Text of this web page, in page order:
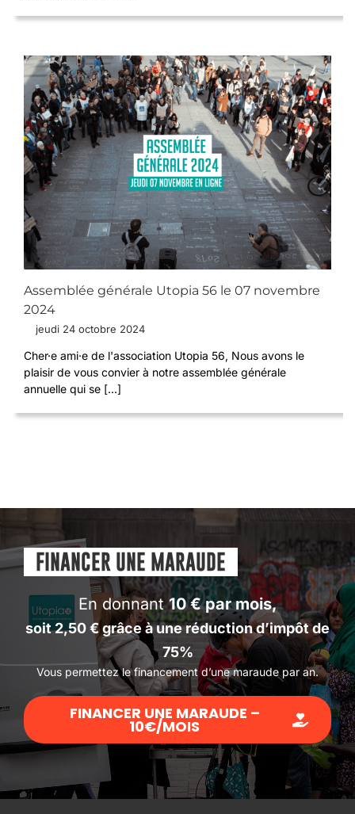
Assemblée générale Utopia 56 le 07 novembre
2024
jeudi 24 octobre 2024
Cher·e ami·e de l'association Utopia 56, Nous avons le
plaisir de vous convier à notre assemblée générale
annuelle qui se [...]
FINANCER UNE MARAUDE
En donnant10 € par mois,
soit 2,50 € grâce à une réduction d’impôt de
75%
Vous permettez le financement d’une maraude par an.
FINANCER UNE MARAUDE –
10€/MOIS